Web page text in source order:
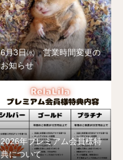
6月3日㈬ 営業時間変更の
お知らせ
2026年プレミアム会員様特
典について